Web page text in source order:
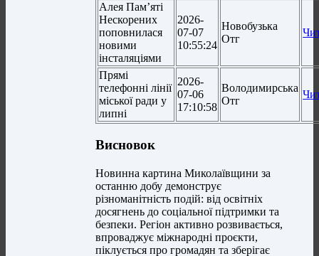
Алея Пам’яті
Нескорених
поповнилася
новими
інсталяціями
2026-
07-07
10:55:24
Новобузька
Отг
Прямі
телефонні лінії
міської ради у
липні
2026-
07-06
17:10:58
Володимирська
Отг
Висновок
Новинна картина Миколаївщини за
останню добу демонструє
різноманітність подій: від освітніх
досягнень до соціальної підтримки та
безпеки. Регіон активно розвивається,
впроваджує міжнародні проєкти,
піклується про громадян та зберігає